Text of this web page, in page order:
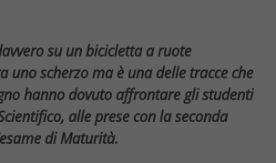
su un bicicletta a ruote
uno scherzo ma è una delle tracce che
hanno dovuto affrontare gli studenti
alle prese con la seconda
di Maturità.